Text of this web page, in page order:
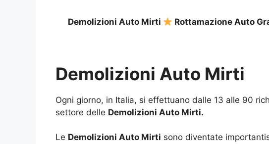
Demolizioni Auto Mirti Rottamazione Auto
Demolizioni Auto Mirti
Ogni giorno, in Italia, si effettuano dalle 13 alle 90
settore delle Demolizioni Auto Mirti.
Le Demolizioni Auto Mirti sono diventate